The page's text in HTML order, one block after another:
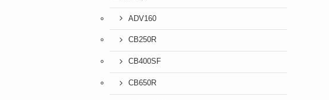
ADV160
CB250R
CB400SF
CB650R